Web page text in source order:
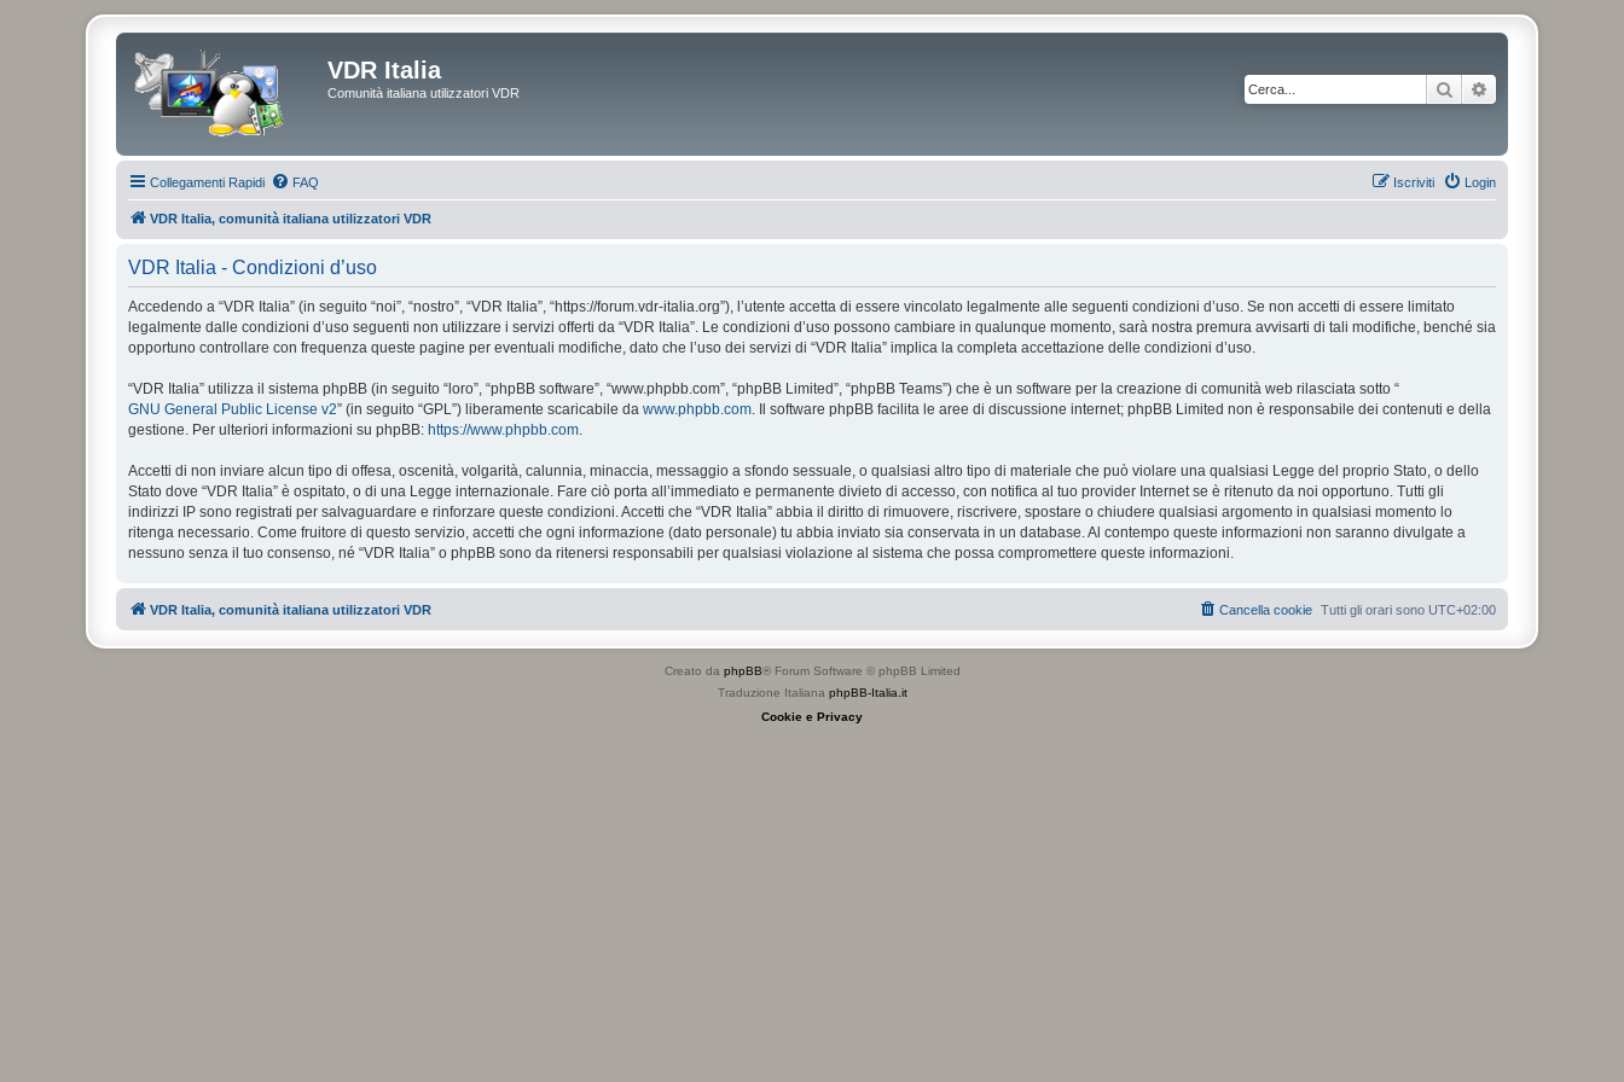
VDR Italia
Comunità italiana utilizzatori VDR Cerca
Collegamenti Rapidi FAQ Login
Iscriviti
VDR Italia, comunità italiana utilizzatori VDR
VDR Italia - Condizioni d’uso
Accedendo a “VDR Italia” (in seguito “noi”, “nostro”, “VDR Italia”, “https://forum.vdr-italia.org”), l’utente accetta di essere vincolato legalmente alle seguenti condizioni d’uso. Se non accetti di essere limitato
legalmente dalle condizioni d’uso seguenti non utilizzare i servizi offerti da “VDR Italia”. Le condizioni d’uso possono cambiare in qualunque momento, sarà nostra premura avvisarti di tali modifiche, benché sia
opportuno controllare con frequenza queste pagine per eventuali modifiche, dato che l’uso dei servizi di “VDR Italia” implica la completa accettazione delle condizioni d’uso.
“VDR Italia” utilizza il sistema phpBB (in seguito “loro”, “phpBB software”, “www.phpbb.com”, “phpBB Limited”, “phpBB Teams”) che è un software per la creazione di comunità web rilasciata sotto “
GNU General Public License v2” (in seguito “GPL”) liberamente scaricabile da www.phpbb.com. Il software phpBB facilita le aree di discussione internet; phpBB Limited non è responsabile dei contenuti e della
gestione. Per ulteriori informazioni su phpBB: https://www.phpbb.com.
Accetti di non inviare alcun tipo di offesa, oscenità, volgarità, calunnia, minaccia, messaggio a sfondo sessuale, o qualsiasi altro tipo di materiale che può violare una qualsiasi Legge del proprio Stato, o dello
Stato dove “VDR Italia” è ospitato, o di una Legge internazionale. Fare ciò porta all’immediato e permanente divieto di accesso, con notifica al tuo provider Internet se è ritenuto da noi opportuno. Tutti gli
indirizzi IP sono registrati per salvaguardare e rinforzare queste condizioni. Accetti che “VDR Italia” abbia il diritto di rimuovere, riscrivere, spostare o chiudere qualsiasi argomento in qualsiasi momento lo
ritenga necessario. Come fruitore di questo servizio, accetti che ogni informazione (dato personale) tu abbia inviato sia conservata in un database. Al contempo queste informazioni non saranno divulgate a
nessuno senza il tuo consenso, né “VDR Italia” o phpBB sono da ritenersi responsabili per qualsiasi violazione al sistema che possa compromettere queste informazioni.
VDR Italia, comunità italiana utilizzatori VDR Tutti gli orari sono UTC+02:00
Cancella cookie
Creato da phpBB® Forum Software © phpBB Limited
Traduzione Italiana phpBB-Italia.it
Cookie e Privacy